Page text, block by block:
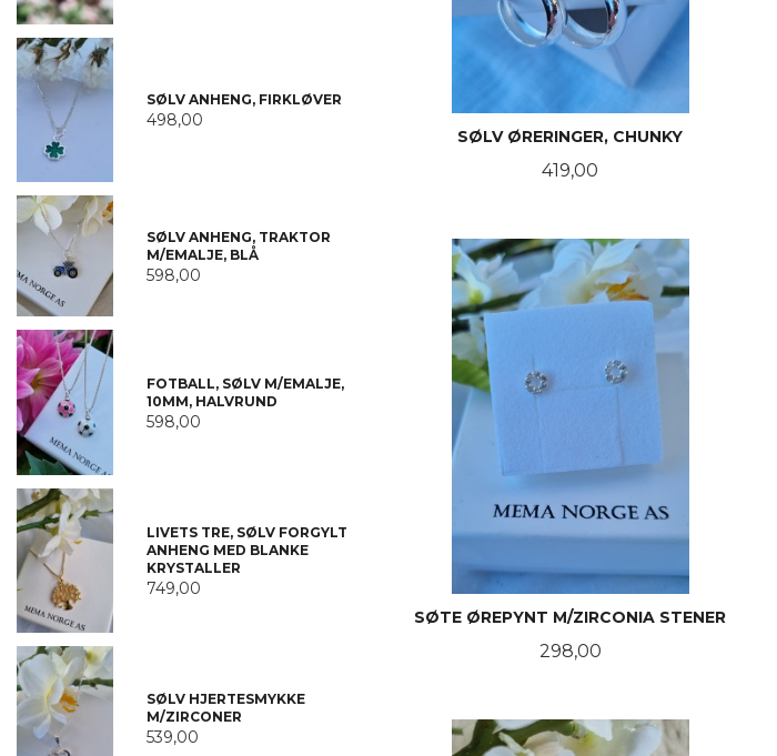
SØLV ØRERINGER, CHUNKY
Pris
419,00
KJØP
SØTE ØREPYNT M/ZIRCONIA STENER
Pris
298,00
KJØP
SØLV ANHENG, FIRKLØVER
498,00
SØLV ANHENG, TRAKTOR
M/EMALJE, BLÅ
598,00
FOTBALL, SØLV M/EMALJE,
10MM, HALVRUND
598,00
LIVETS TRE, SØLV FORGYLT
ANHENG MED BLANKE
KRYSTALLER
749,00
SØLV HJERTESMYKKE
M/ZIRCONER
539,00